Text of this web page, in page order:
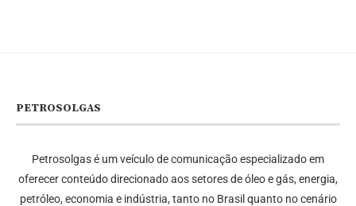
PETROSOLGAS
Petrosolgas é um veículo de comunicação especializado em
oferecer conteúdo direcionado aos setores de óleo e gás, energia,
petróleo, economia e indústria, tanto no Brasil quanto no cenário